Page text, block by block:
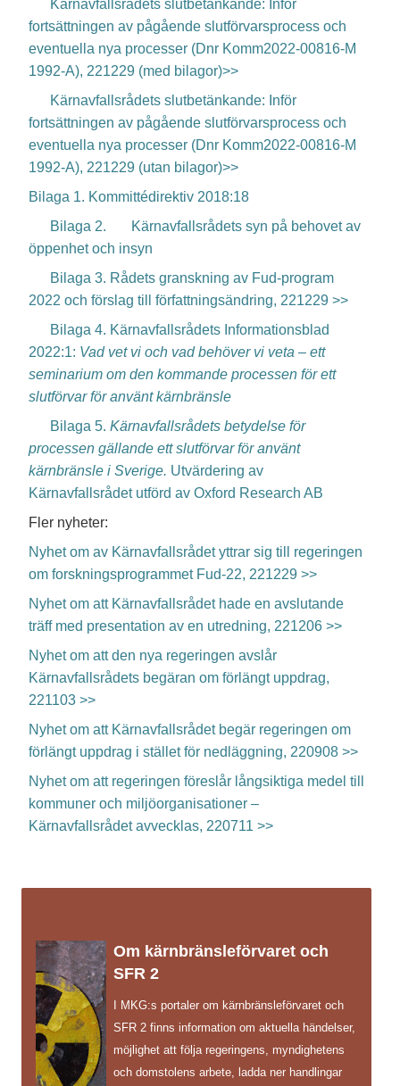
Kärnavfallsrådets slutbetänkande: Inför
fortsättningen av pågående slutförvarsprocess och
eventuella nya processer (Dnr Komm2022-00816-M
1992-A), 221229 (med bilagor)>>
Kärnavfallsrådets slutbetänkande: Inför
fortsättningen av pågående slutförvarsprocess och
eventuella nya processer (Dnr Komm2022-00816-M
1992-A), 221229 (utan bilagor)>>
Bilaga 1. Kommittédirektiv 2018:18
Bilaga 2.
Kärnavfallsrådets syn på behovet av
öppenhet och insyn
Bilaga 3. Rådets granskning av Fud-program
2022 och förslag till författningsändring, 221229 >>
Bilaga 4. Kärnavfallsrådets Informationsblad
2022:1: Vad vet vi och vad behöver vi veta – ett
seminarium om den kommande processen för ett
slutförvar för använt kärnbränsle
Bilaga 5. Kärnavfallsrådets betydelse för
processen gällande ett slutförvar för använt
kärnbränsle i Sverige. Utvärdering av
Kärnavfallsrådet utförd av Oxford Research AB
Fler nyheter:
Nyhet om av Kärnavfallsrådet yttrar sig till regeringen
om forskningsprogrammet Fud-22, 221229 >>
Nyhet om att Kärnavfallsrådet hade en avslutande
träff med presentation av en utredning, 221206 >>
Nyhet om att den nya regeringen avslår
Kärnavfallsrådets begäran om förlängt uppdrag,
221103 >>
Nyhet om att Kärnavfallsrådet begär regeringen om
förlängt uppdrag i stället för nedläggning, 220908 >>
Nyhet om att regeringen föreslår långsiktiga medel till
kommuner och miljöorganisationer –
Kärnavfallsrådet avvecklas, 220711 >>
Om kärnbränsleförvaret och
SFR 2
I MKG:s portaler om kärnbränsleförvaret och
SFR 2 finns information om aktuella händelser,
möjlighet att följa regeringens, myndighetens
och domstolens arbete, ladda ner handlingar